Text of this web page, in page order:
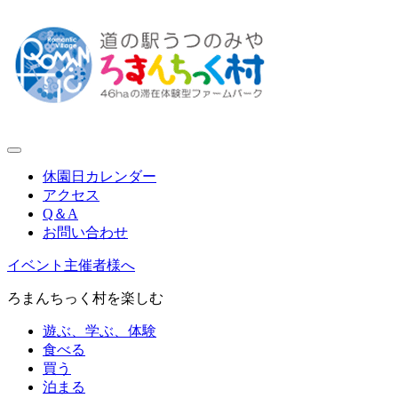
休園日カレンダー
アクセス
Q＆A
お問い合わせ
イベント主催者様へ
ろまんちっく村を楽しむ
遊ぶ、学ぶ、体験
食べる
買う
泊まる